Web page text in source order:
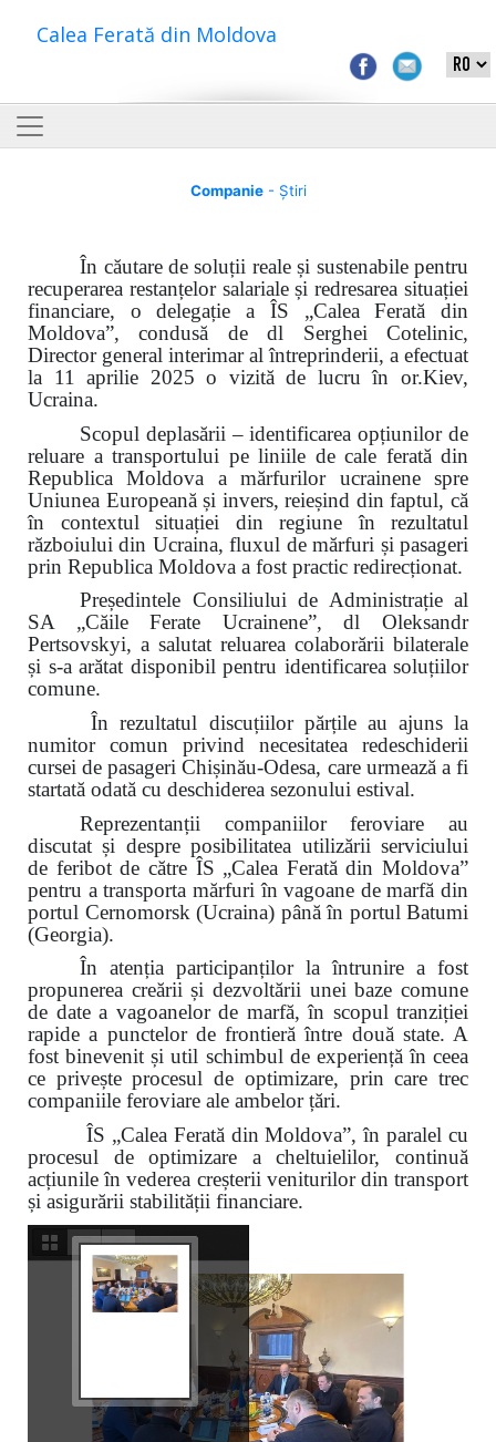
Calea Ferată din Moldova
Companie- Știri
În căutare de soluții reale și sustenabile pentru
recuperarea restanțelor salariale și redresarea situației
financiare, o delegație a ÎS „Calea Ferată din
Moldova”, condusă de dl Serghei Cotelinic,
Director general interimar al întreprinderii, a efectuat
la 11 aprilie 2025 o vizită de lucru în or.Kiev,
Ucraina.
Scopul deplasării – identificarea opțiunilor de
reluare a transportului pe liniile de cale ferată din
Republica Moldova a mărfurilor ucrainene spre
Uniunea Europeană și invers, reieșind din faptul, că
în contextul situației din regiune în rezultatul
războiului din Ucraina, fluxul de mărfuri și pasageri
prin Republica Moldova a fost practic redirecționat.
Președintele Consiliului de Administrație al
SA „Căile Ferate Ucrainene”, dl Oleksandr
Pertsovskyi, a salutat reluarea colaborării bilaterale
și s-a arătat disponibil pentru identificarea soluțiilor
comune.
În rezultatul discuțiilor părțile au ajuns la
numitor comun privind necesitatea redeschiderii
cursei de pasageri Chișinău-Odesa, care urmează a fi
startată odată cu deschiderea sezonului estival.
Reprezentanții companiilor feroviare au
discutat și despre posibilitatea utilizării serviciului
de feribot de către ÎS „Calea Ferată din Moldova”
pentru a transporta mărfuri în vagoane de marfă din
portul Cernomorsk (Ucraina) până în portul Batumi
(Georgia).
În atenția participanților la întrunire a fost
propunerea creării și dezvoltării unei baze comune
de date a vagoanelor de marfă, în scopul tranziției
rapide a punctelor de frontieră între două state. A
fost binevenit și util schimbul de experiență în ceea
ce privește procesul de optimizare, prin care trec
companiile feroviare ale ambelor țări.
ÎS „Calea Ferată din Moldova”, în paralel cu
procesul de optimizare a cheltuielilor, continuă
acțiunile în vederea creșterii veniturilor din transport
și asigurării stabilității financiare.